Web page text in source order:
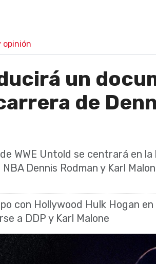
opinión
un
de
WWE Untold se centrará en la
Dennis Rodman y Karl
con Hollywood Hulk Hogan
a DDP y Karl Malone